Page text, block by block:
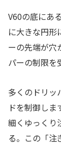
V60の底にあ
に大きな円形
ーの先端が穴
パーの制限を
多くのドリッ
ドを制御しま
細くゆっくり
る。この「注